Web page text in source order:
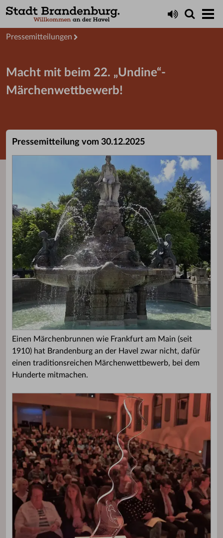
Presseservice
Pressemitteilungen
Macht mit beim 22. „Undine“-
Märchenwettbewerb!
Pressemitteilung vom 30.12.2025
Einen Märchenbrunnen wie Frankfurt am Main (seit
1910) hat Brandenburg an der Havel zwar nicht, dafür
einen traditionsreichen Märchenwettbewerb, bei dem
Hunderte mitmachen.